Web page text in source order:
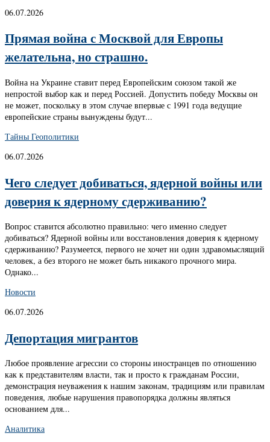
06.07.2026
Прямая война с Москвой для Европы
желательна, но страшно.
Война на Украине ставит перед Европейским союзом такой же
непростой выбор как и перед Россией. Допустить победу Москвы он
не может, поскольку в этом случае впервые с 1991 года ведущие
европейские страны вынуждены будут...
Тайны Геополитики
06.07.2026
Чего следует добиваться, ядерной войны или
доверия к ядерному сдерживанию?
Вопрос ставится абсолютно правильно: чего именно следует
добиваться? Ядерной войны или восстановления доверия к ядерному
сдерживанию? Разумеется, первого не хочет ни один здравомыслящий
человек, а без второго не может быть никакого прочного мира.
Однако...
Новости
06.07.2026
Депортация мигрантов
Любое проявление агрессии со стороны иностранцев по отношению
как к представителям власти, так и просто к гражданам России,
демонстрация неуважения к нашим законам, традициям или правилам
поведения, любые нарушения правопорядка должны являться
основанием для...
Аналитика